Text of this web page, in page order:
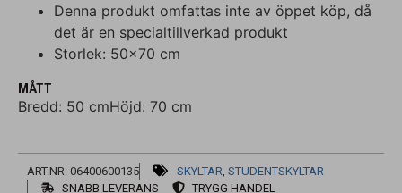
Denna produkt omfattas inte av öppet köp, då
det är en specialtillverkad produkt
Storlek: 50×70 cm
MÅTT
Bredd: 50 cmHöjd: 70 cm
ART.NR: 06400600135 SKYLTAR STUDENTSKYLTAR
SNABB LEVERANS
TRYGG HANDEL